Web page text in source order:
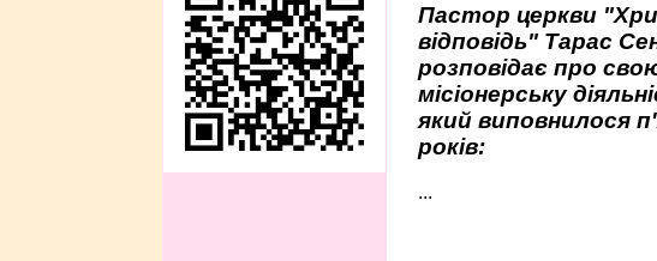
Пастор церкви
відповідь" Тарас
розповідає про
місіонерську
який виповнилося
років:
...